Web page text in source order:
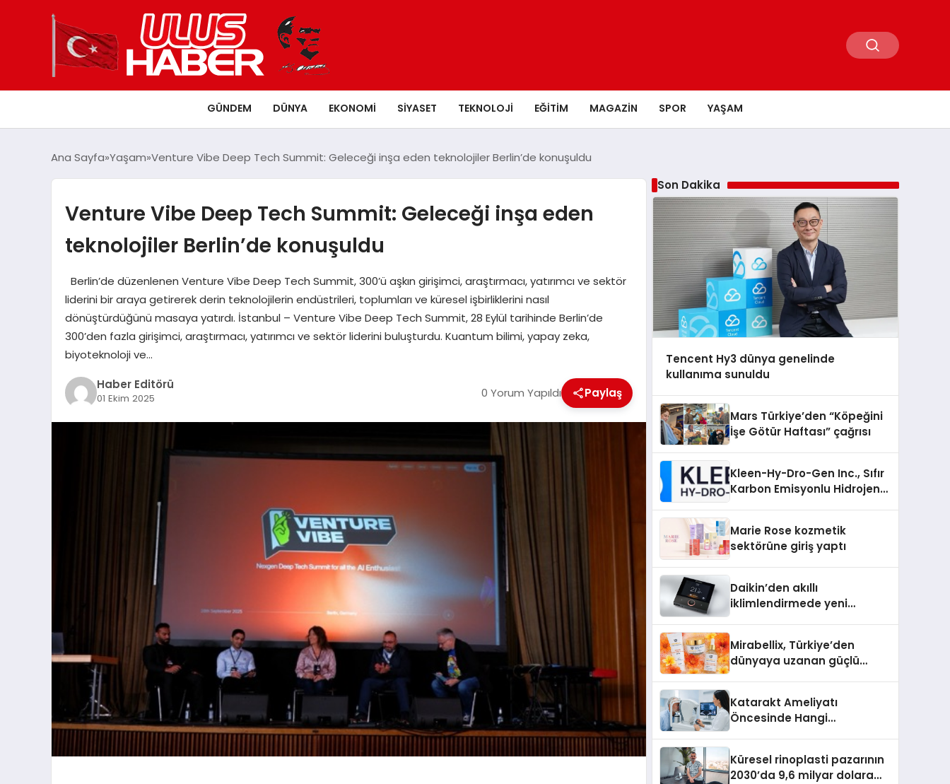
GÜNDEM DÜNYA EKONOMI SIYASET TEKNOLOJI EĞITIM MAGAZIN SPOR YAŞAM
Ana Sayfa Yaşam Venture Vibe Deep Tech Summit: Geleceği inşa eden teknolojiler Berlin’de konuşuldu
Venture Vibe Deep Tech Summit: Geleceği inşa eden
teknolojiler Berlin’de konuşuldu
Berlin’de düzenlenen Venture Vibe Deep Tech Summit, 300’ü aşkın girişimci, araştırmacı, yatırımcı ve sektör
liderini bir araya getirerek derin teknolojilerin endüstrileri, toplumları ve küresel işbirliklerini nasıl
dönüştürdüğünü masaya yatırdı. İstanbul – Venture Vibe Deep Tech Summit, 28 Eylül tarihinde Berlin’de
300’den fazla girişimci, araştırmacı, yatırımcı ve sektör liderini buluşturdu. Kuantum bilimi, yapay zeka,
biyoteknoloji ve…
Haber Editörü
01 Ekim 2025 0 Yorum Yapıldı Paylaş
Son Dakika
Tencent Hy3 dünya genelinde
kullanıma sunuldu
Mars Türkiye’den “Köpeğini
İşe Götür Haftası” çağrısı
Kleen-Hy-Dro-Gen Inc., Sıfır
Karbon Emisyonlu Hidrojen
Aldı
Marie Rose kozmetik
sektörüne giriş yaptı
Daikin’den akıllı
iklimlendirmede yeni
Mirabellix, Türkiye’den
dünyaya uzanan güçlü
Katarakt Ameliyatı
Öncesinde Hangi
Küresel rinoplasti pazarının
2030’da 9,6 milyar dolara